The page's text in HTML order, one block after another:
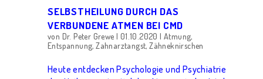
SELBSTHEILUNG DURCH DAS
VERBUNDENE ATMEN BEI CMD
von Dr. Peter Grewe | 01.10.2020 |Atmung,
Entspannung,Zahnarztangst,Zähneknirschen
Heute entdecken Psychologie und Psychiatrie